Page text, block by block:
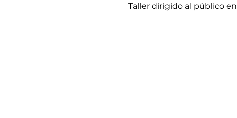
Taller dirigido al público